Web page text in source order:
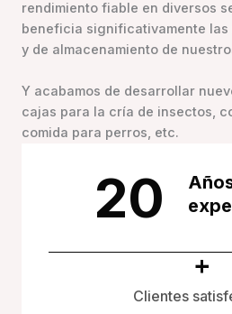
rendimiento fiable en diversos
beneficia significativamente
y de almacenamiento de
Y acabamos de desarrollar
cajas para la cría de insectos,
comida para perros, etc.
20
+
Clientes